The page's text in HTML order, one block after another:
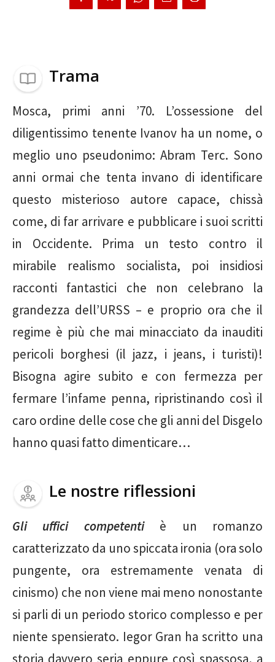
Trama
Mosca, primi anni ’70. L’ossessione del
diligentissimo tenente Ivanov ha un nome, o
meglio uno pseudonimo: Abram Terc. Sono
anni ormai che tenta invano di identificare
questo misterioso autore capace, chissà
come, di far arrivare e pubblicare i suoi scritti
in Occidente. Prima un testo contro il
mirabile realismo socialista, poi insidiosi
racconti fantastici che non celebrano la
grandezza dell’URSS – e proprio ora che il
regime è più che mai minacciato da inauditi
pericoli borghesi (il jazz, i jeans, i turisti)!
Bisogna agire subito e con fermezza per
fermare l’infame penna, ripristinando così il
caro ordine delle cose che gli anni del Disgelo
hanno quasi fatto dimenticare…
Le nostre riflessioni
Gli uffici competentiè un romanzo
caratterizzato da uno spiccata ironia (ora solo
pungente, ora estremamente venata di
cinismo) che non viene mai meno nonostante
si parli di un periodo storico complesso e per
niente spensierato. Iegor Gran ha scritto una
storia davvero seria eppure così spassosa, a